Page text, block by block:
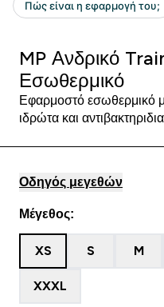
MP Ανδρικό
Εσωθερμικό
Εφαρμοστό εσωθερμικό
ιδρώτα και
Οδηγός μεγεθών
Μέγεθος:
XS S M
XXXL